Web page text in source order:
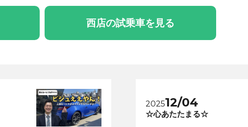
西店の試乗車を見る
202512/04
☆心あたたまる☆